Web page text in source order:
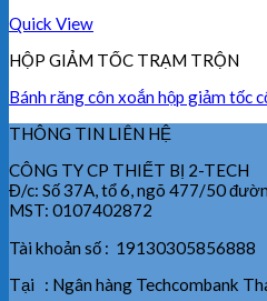
Quick View
HỘP GIẢM TỐC TRẠM TRỘN
Bánh răng côn xoắn hộp giảm tốc
THÔNG TIN LIÊN HỆ
CÔNG TY CP THIẾT BỊ 2-TECH
Đ/c: Số 37A, tổ 6, ngõ 477/50
MST: 0107402872
Tài khoản số : 19130305856888
Tại : Ngân hàng Techcombank